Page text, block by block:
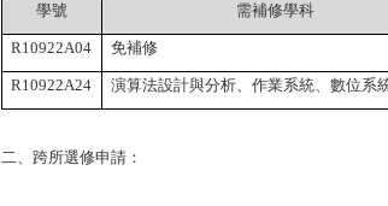
學號 需補修學科
R10922A04 免補修
R10922A24 演算法設計與分析、作業系統、數位系
二、 跨所選修申請：